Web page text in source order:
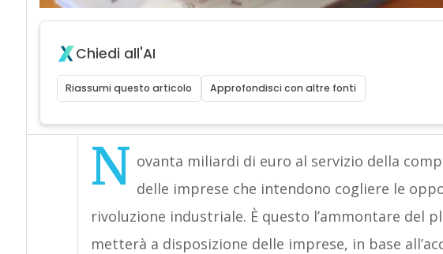
Chiedi all'AI
Riassumi questo articolo Approfondisci con altre fonti
N ovanta miliardi di euro al servizio della
delle imprese che intendono cogliere le
rivoluzione industriale. È questo l’ammontare del
metterà a disposizione delle imprese, in base